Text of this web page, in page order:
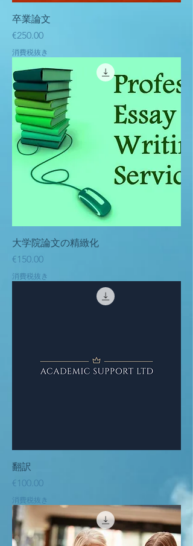
卒業論文
価格
€250.00
消費税抜き
大学院論文の精緻化
価格
€150.00
消費税抜き
翻訳
価格
€100.00
消費税抜き